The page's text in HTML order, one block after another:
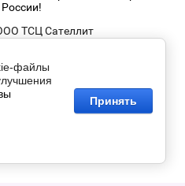
России!
ТСЦ Сателлит
файлы
Принять